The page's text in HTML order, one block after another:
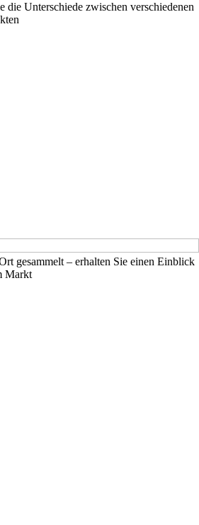
die Unterschiede zwischen verschiedenen
gesammelt – erhalten Sie einen Einblick
Markt